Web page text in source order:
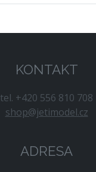
KONTAKT
tel. +420 556 810 708
shop@jetimodel.cz
ADRESA